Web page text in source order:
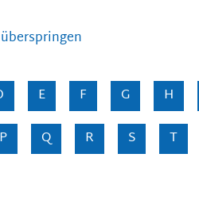
E F G H
P Q R S T